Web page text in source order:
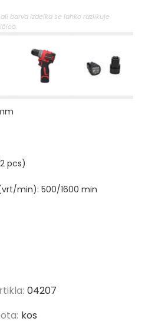
barva izdelka se lahko razlikuje
pcs)
min): 500/1600 min
04207
kos